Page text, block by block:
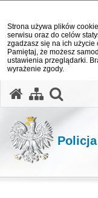
Strona używa plików
serwisu oraz do celów
zgadzasz się na ich
Pamiętaj, że możesz
ustawienia przeglądarki.
wyrażenie zgody.